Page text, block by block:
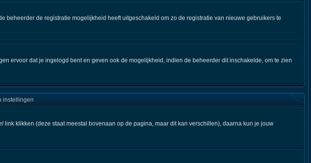
beheerder de registratie mogelijkheid heeft uitgeschakeld om zo de registratie van nieuwe gebruikers te
ervoor dat je ingelogd bent en geven ook de mogelijkheid, indien de beheerder dit inschakelde, om te zien
instellingen
link klikken (deze staat meestal bovenaan op de pagina, maar dit kan verschillen), daarna kun je jouw